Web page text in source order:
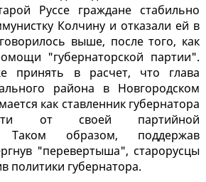
Руссе граждане стабильно
Колчину и отказали ей в
выше, после того, как
"губернаторской партии".
принять в расчет, что глава
района в Новгородском
как ставленник губернатора
от своей партийной
Таком образом, поддержав
"перевертыша", старорусцы
политики губернатора.